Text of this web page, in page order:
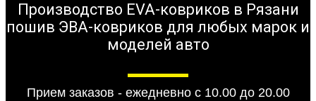
Производство EVA-ковриков в Рязани
пошив ЭВА-ковриков для любых марок и
моделей авто
Прием заказов - ежедневно с 10.00 до 20.00